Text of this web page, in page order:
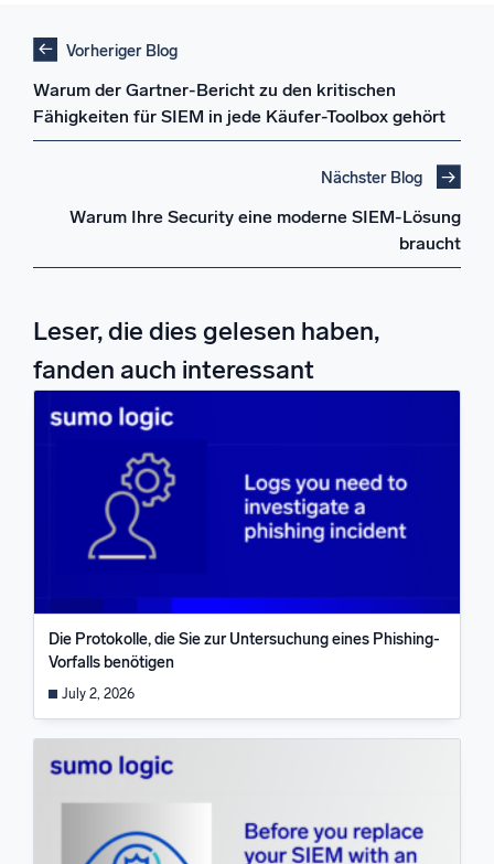
Vorheriger Blog
Warum der Gartner-Bericht zu den kritischen
Fähigkeiten für SIEM in jede Käufer-Toolbox gehört
Nächster Blog
Warum Ihre Security eine moderne SIEM-Lösung
braucht
Leser, die dies gelesen haben,
fanden auch interessant
Die Protokolle, die Sie zur Untersuchung eines Phishing-
Vorfalls benötigen
July 2, 2026